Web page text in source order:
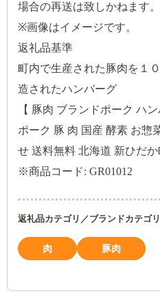
場合の再送は致しかねます。
※画像はイメージです。
返礼品基準
町内で生産された豚肉を１
造されたハンバーグ
【 豚肉 ブランドポーク ハ
ポーク 豚 肉 国産 酵素 お惣
せ 送料無料 北海道 新ひだか
※商品コード: GR01012
返礼品カテゴリ／ブランドカテゴリ
肉 豚肉